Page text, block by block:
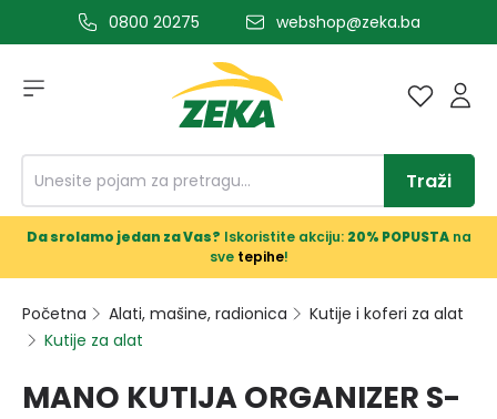
glavni sadržaj0800 20275 webshop@zeka.ba
Traži
Da srolamo jedan za Vas? Iskoristite akciju: 20% POPUSTAna
sve tepihe!
Početna Alati, mašine, radionica
Kutije i koferi za alat
Kutije za alat
MANO KUTIJA ORGANIZER S-